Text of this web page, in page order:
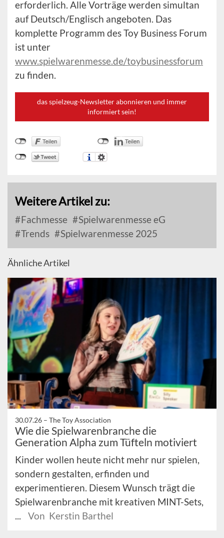
erforderlich. Alle Vorträge werden simultan
auf Deutsch/Englisch angeboten. Das
komplette Programm des Toy Business Forum
ist unter
www.spielwarenmesse.de/toybusinessforum
zu finden.
das spielzeug-Newsletter abonnieren und immer
informiert sein!
Weitere Artikel zu:
Fachmesse
Spielwarenmesse eG
Trends
Spielwarenmesse 2025
Ähnliche Artikel
30.07.26 – The Toy Association
Wie die Spielwarenbranche die
Generation Alpha zum Tüfteln motiviert
Kinder wollen heute nicht mehr nur spielen,
sondern gestalten, erfinden und
experimentieren. Diesem Wunsch trägt die
Spielwarenbranche mit kreativen MINT-Sets,
...
Von Kerstin Barthel